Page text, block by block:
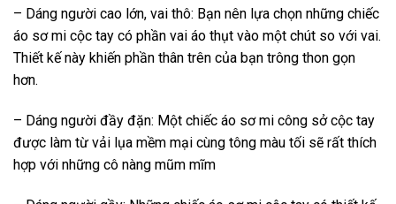
– Dáng người cao lớn, vai thô: Bạn nên lựa chọn những chiếc
áo sơ mi cộc tay có phần vai áo thụt vào một chút so với vai.
Thiết kế này khiến phần thân trên của bạn trông thon gọn
hơn.
– Dáng người đầy đặn: Một chiếc áo sơ mi công sở cộc tay
được làm từ vải lụa mềm mại cùng tông màu tối sẽ rất thích
hợp với những cô nàng mũm mĩm